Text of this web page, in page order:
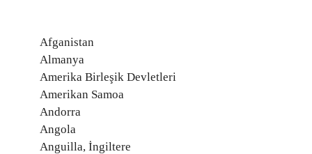
Afganistan
Almanya
Amerika Birleşik Devletleri
Amerikan Samoa
Andorra
Angola
Anguilla, İngiltere